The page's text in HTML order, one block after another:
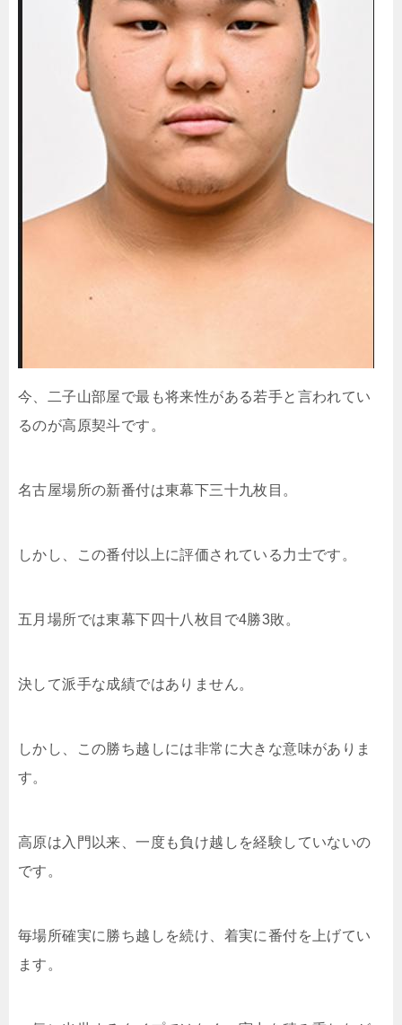
今、二子山部屋で最も将来性がある若手と言われてい
るのが高原契斗です。
名古屋場所の新番付は東幕下三十九枚目。
しかし、この番付以上に評価されている力士です。
五月場所では東幕下四十八枚目で4勝3敗。
決して派手な成績ではありません。
しかし、この勝ち越しには非常に大きな意味がありま
す。
高原は入門以来、一度も負け越しを経験していないの
です。
毎場所確実に勝ち越しを続け、着実に番付を上げてい
ます。